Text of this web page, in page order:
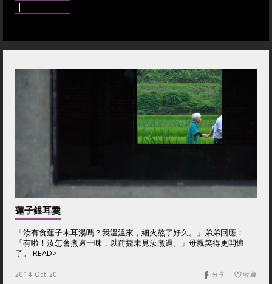
｜
蓮子銀耳羹
「汝有食蓮子木耳湯嗎？我溫溫來，細火熬了好久。」弟弟回應：
「有啦！汝怎會煮這一味，以前攏未見汝煮過。」母親笑得更開懷
了。 READ>
2014 Oct 20 收藏
分享